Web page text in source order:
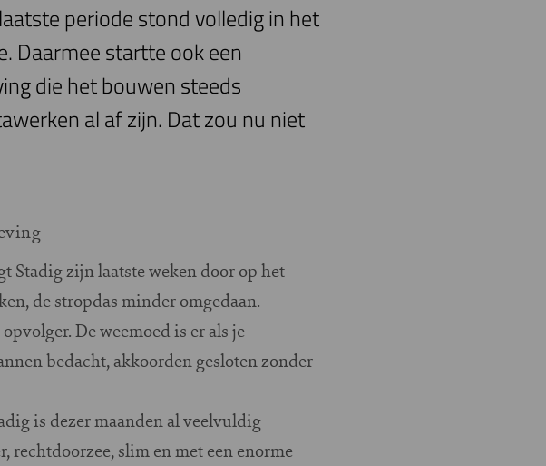
periode stond volledig in het
Daarmee startte ook een
die het bouwen steeds
al af zijn. Dat zou nu niet
Stadig zijn laatste weken door op het
de stropdas minder omgedaan.
De weemoed is er als je
bedacht, akkoorden gesloten zonder
is dezer maanden al veelvuldig
rechtdoorzee, slim en met een enorme